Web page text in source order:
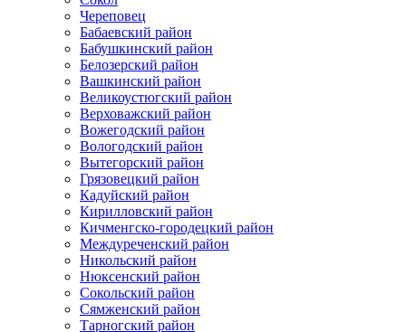
Череповец
Бабаевский район
Бабушкинский район
Белозерский район
Вашкинский район
Великоустюгский район
Верховажский район
Вожегодский район
Вологодский район
Вытегорский район
Грязовецкий район
Кадуйский район
Кирилловский район
Кичменгско-городецкий район
Междуреченский район
Никольский район
Нюксенский район
Сокольский район
Сямженский район
Тарногский район